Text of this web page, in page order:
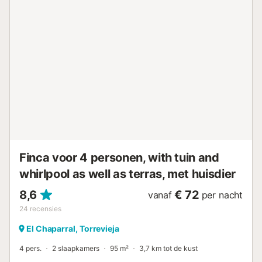
Finca voor 4 personen, with tuin and
whirlpool as well as terras, met huisdier
8,6
24 recensies
vanaf € 72 per nacht
El Chaparral, Torrevieja
4 pers. 2 slaapkamers 95 m² 3,7 km tot de kust